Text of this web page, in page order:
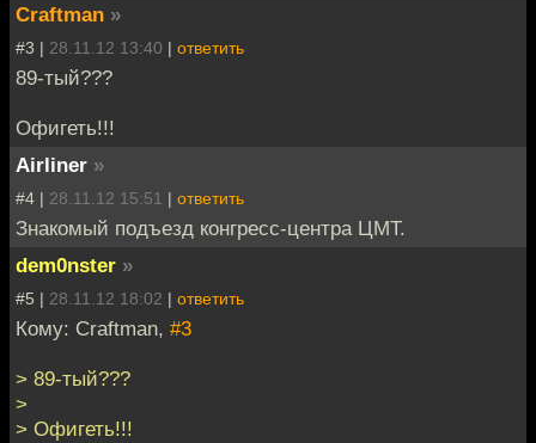
Craftman »
#3 | 28.11.12 13:40 | ответить
89-тый???
Офигеть!!!
Airliner »
#4 | 28.11.12 15:51 | ответить
Знакомый подъезд конгресс-центра ЦМТ.
dem0nster »
#5 | 28.11.12 18:02 | ответить
Кому: Craftman, #3
> 89-тый???
>
> Офигеть!!!